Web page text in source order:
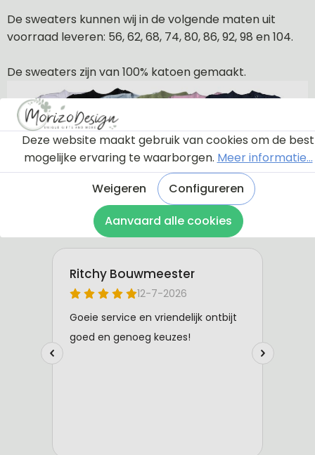
De sweaters kunnen wij in de volgende maten uit
voorraad leveren: 56, 62, 68, 74, 80, 86, 92, 98 en 104.
De sweaters zijn van 100% katoen gemaakt.
Deze website maakt gebruik van cookies om de best
mogelijke ervaring te waarborgen. Meer informatie...
Weigeren
Configureren
Aanvaard alle cookies